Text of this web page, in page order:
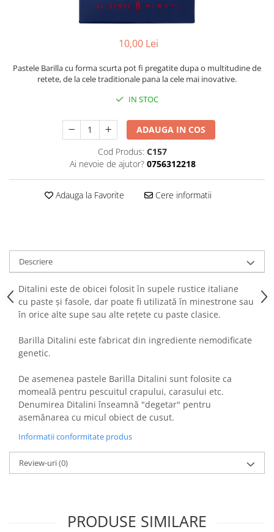
10,00 Lei
Pastele Barilla cu forma scurta pot fi pregatite dupa o multitudine de
retete, de la cele traditionale pana la cele mai inovative.
IN STOC
ADAUGA IN COS
Cod Produs: C157
Ai nevoie de ajutor? 0756312218
Adauga la Favorite Cere informatii
Descriere
Ditalini este de obicei folosit în supele rustice italiane
cu paste și fasole, dar poate fi utilizată în minestrone sau
în orice alte supe sau alte rețete cu paste clasice.
Barilla Ditalini este fabricat din ingrediente nemodificate
genetic.
De asemenea pastele Barilla Ditalini sunt folosite ca
momeală pentru pescuitul crapului, carasului etc.
Denumirea Ditalini înseamnă "degetar" pentru
asemănarea cu micul obiect de cusut.
Informatii conformitate produs
Review-uri(0)
PRODUSE SIMILARE